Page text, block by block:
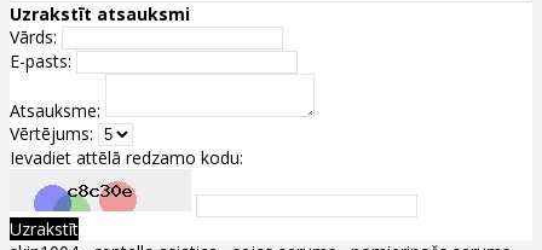
Uzrakstīt atsauksmi
Vārds:
E-pasts:
Atsauksme:
Vērtējums:
Ievadiet attēlā redzamo kodu:
Uzrakstīt